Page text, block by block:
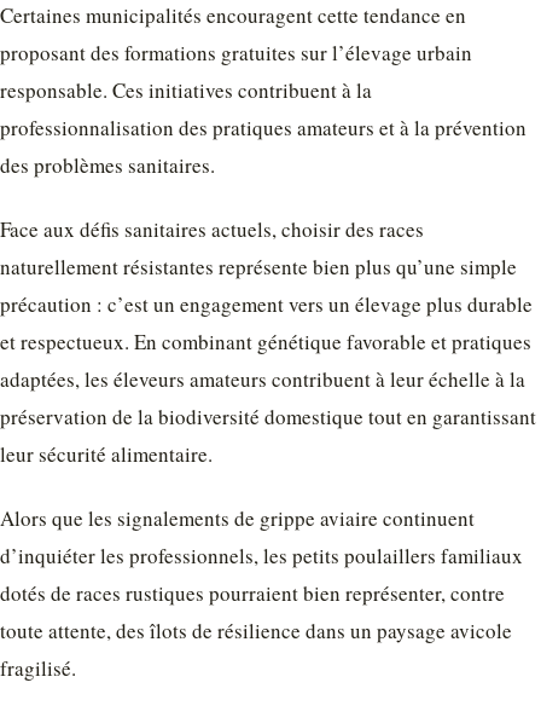
Certaines municipalités encouragent cette tendance en
proposant des formations gratuites sur l’élevage urbain
responsable. Ces initiatives contribuent à la
professionnalisation des pratiques amateurs et à la prévention
des problèmes sanitaires.
Face aux défis sanitaires actuels, choisir des races
naturellement résistantes représente bien plus qu’une simple
précaution : c’est un engagement vers un élevage plus durable
et respectueux. En combinant génétique favorable et pratiques
adaptées, les éleveurs amateurs contribuent à leur échelle à la
préservation de la biodiversité domestique tout en garantissant
leur sécurité alimentaire.
Alors que les signalements de grippe aviaire continuent
d’inquiéter les professionnels, les petits poulaillers familiaux
dotés de races rustiques pourraient bien représenter, contre
toute attente, des îlots de résilience dans un paysage avicole
fragilisé.